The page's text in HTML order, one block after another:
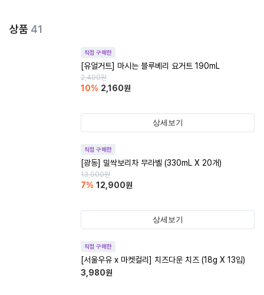
상품 41
직접 구매한
[유얼거트] 마시는 블루베리 요거트 190mL
2,400원
10% 2,160원
상세보기
직접 구매한
[광동] 밀싹보리차 무라벨 (330mL X 20개)
13,900원
7% 12,900원
상세보기
직접 구매한
[서울우유 x 마켓컬리] 치즈다운 치즈 (18g X 13입)
3,980원